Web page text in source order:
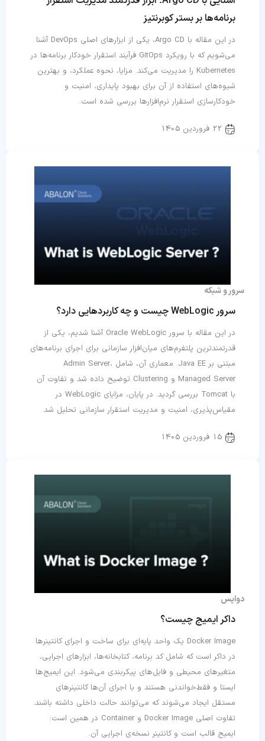
برنامه‌ها بر بستر کوبرنتیز
در این مقاله با Argo CD، یکی از ابزارهای اصلی DevOps آشنا
می‌شویم که با رویکرد GitOps فرآیند استقرار خودکار برنامه‌ها در
Kubernetes را مدیریت می‌کند. مزایا، نحوه عملکرد، و بهترین
شیوه‌های استفاده از آن برای بهبود پایداری، امنیت و
خودکارسازی استقرار نرم‌افزارها بررسی شده است.
22 فروردین 1405
سرور WebLogic چیست و چه کاربردهایی دارد؟
در این مقاله با سرور Oracle WebLogic آشنا شدیم، یکی از
قدرتمندترین پلتفرم‌های میان‌افزار سازمانی برای اجرای برنامه‌های
مبتنی بر Java EE. معماری آن، شامل Admin Server،
Managed Server و Clustering توضیح داده شد و تفاوت آن
با Tomcat بررسی گردید. در پایان، مزایای WebLogic در
مقیاس‌پذیری، امنیت و مدیریت استقرار سازمانی تحلیل شد.
سرور و شبکه
15 فروردین 1405
داکر ایمیج چیست؟
Docker Image یک واحد پایه‌ای برای ساخت و اجرای کانتینرها
در داکر است که شامل کد برنامه، کتابخانه‌ها، ابزارهای اجرایی،
متغیرهای محیطی و فایل‌های پیکربندی می‌شود. این ایمیج‌ها
ایستا و فقط‌خواندنی هستند و با اجرای آن‌ها کانتینرهای
مستقل ایجاد می‌شوند که می‌توانند حالت داخلی داشته باشند.
تفاوت اصلی Docker Image و Container در همین است:
ایمیج قالب است و کانتینر نسخه‌ی اجرایی آن.
دواپس